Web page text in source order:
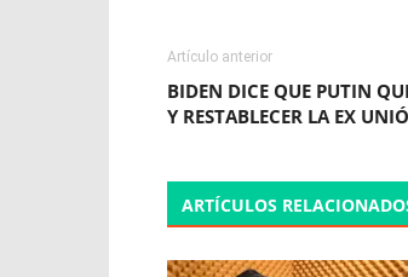
Artículo anterior
BIDEN DICE QUE PUTIN
Y RESTABLECER LA EX
ARTÍCULOS